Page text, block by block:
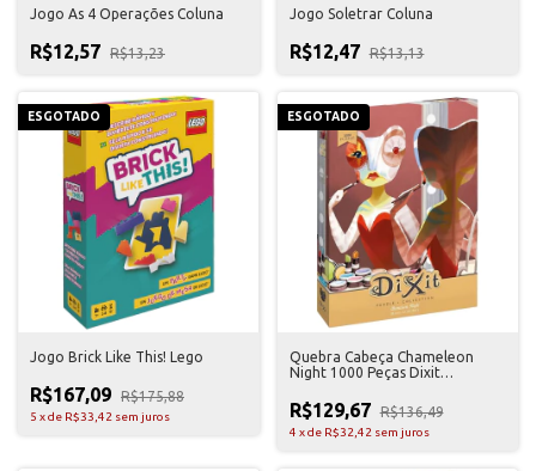
Jogo As 4 Operações Coluna
R$12,57 R$13,23
Jogo Soletrar Coluna
R$12,47 R$13,13
ESGOTADO
Jogo Brick Like This! Lego
R$167,09 R$175,88
5 xde R$33,42 sem juros
ESGOTADO
Quebra Cabeça Chameleon
Night 1000 Peças Dixit
R$129,67 R$136,49
4 xde R$32,42 sem juros